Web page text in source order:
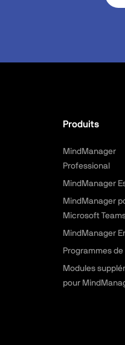
Produits
MindManager
Professional
MindManager
MindManager
Microsoft
MindManager
Programmes
Modules
pour